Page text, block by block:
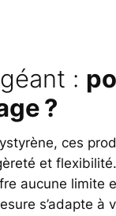
:
?
ces
et
aucune limite
s’adapte à